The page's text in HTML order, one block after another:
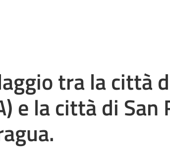
tra la città
e la città di San